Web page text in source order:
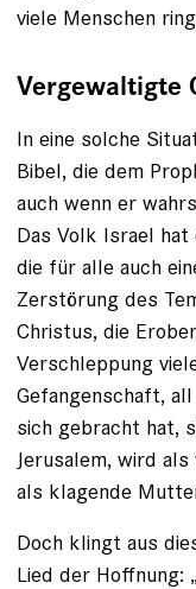
viele Menschen
Vergewaltigte
In eine solche
Bibel, die dem
auch wenn er
Das Volk Israel
die für alle auch
Zerstörung des
Christus, die
Verschleppung
Gefangenschaft,
sich gebracht hat,
Jeru­salem, wird
als klagende
Doch klingt aus
Lied der Hoffnung: